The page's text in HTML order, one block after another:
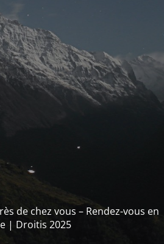
de chez vous – Rendez-vous en
| Droitis 2025